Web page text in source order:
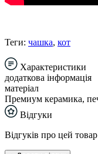
Теги: чашка, кот
Характеристики
додаткова інформація
матеріал
Премиум керамика,
Відгуки
Відгуків про цей